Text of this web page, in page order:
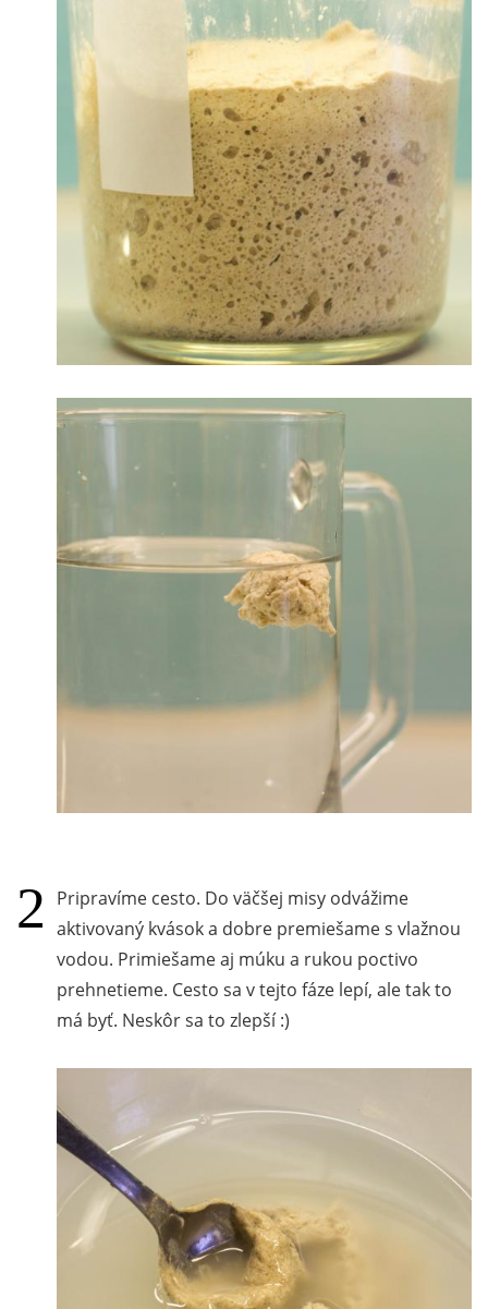
Pripravíme cesto. Do väčšej misy odvážime
aktivovaný kvások a dobre premiešame s vlažnou
vodou. Primiešame aj múku a rukou poctivo
prehnetieme. Cesto sa v tejto fáze lepí, ale tak to
má byť. Neskôr sa to zlepší :)